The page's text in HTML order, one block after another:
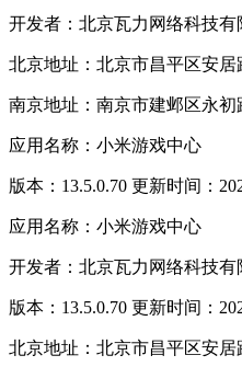
开发者：北京瓦力网络科技有
北京地址：北京市昌平区安居
南京地址：南京市建邺区永初
应用名称：小米游戏中心
版本：13.5.0.70 更新时间：
应用名称：小米游戏中心
开发者：北京瓦力网络科技有
版本：13.5.0.70 更新时间：
北京地址：北京市昌平区安居